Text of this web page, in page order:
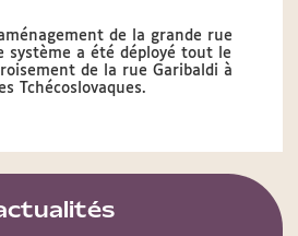
de la grande rue
système a été déployé tout le
de la rue Garibaldi à
Tchécoslovaques.